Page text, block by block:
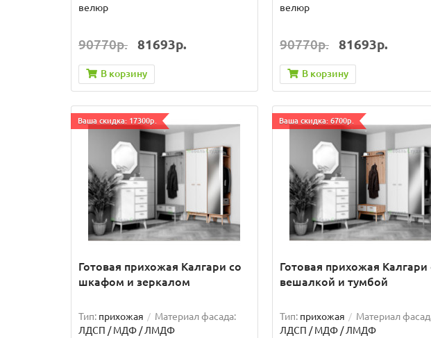
велюр
90770р. 81693р.
В корзину
велюр
90770р. 81693р.
В корзину
Ваша скидка: 17300р.
Готовая прихожая Калгари со
шкафом и зеркалом
Тип: прихожая
Материал фасада:
ЛДСП / МДФ / ЛМДФ
Ваша скидка: 6700р.
Готовая прихожая Калгари
вешалкой и тумбой
Тип: прихожая
Материал
ЛДСП / МДФ / ЛМДФ